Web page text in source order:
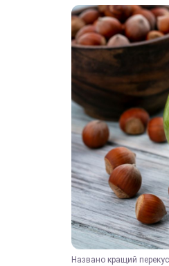
Названо кращий